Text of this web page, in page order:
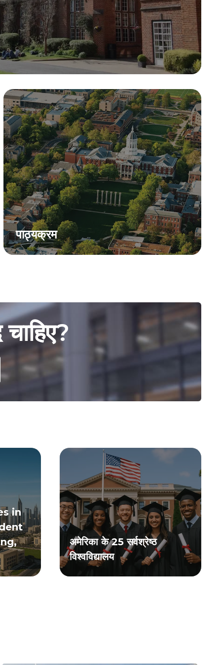
पाठ्यक्रम
in
अमेरिका के 25 सर्वश्रेष्ठ
विश्वविद्यालय